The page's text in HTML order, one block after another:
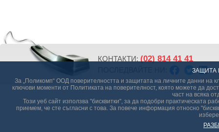
ЗАЩИТА
За „Поликомп“ ООД поверителността и защитата на личните данни на
ключови моменти от Политиката на поверителност, която можете да
част на всяка
Този уеб сайт използва "бисквитки", за да подобри практическата
приемем, че сте съгласни с това. За повече информация относно
КОНТАКТИ: (02) 814 41 41